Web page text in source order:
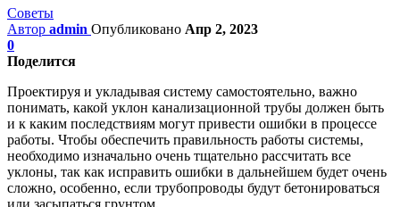
Советы
Автор admin Опубликовано Апр 2, 2023
0
Поделится
Проектируя и укладывая систему самостоятельно, важно
понимать, какой уклон канализационной трубы должен быть
и к каким последствиям могут привести ошибки в процессе
работы. Чтобы обеспечить правильность работы системы,
необходимо изначально очень тщательно рассчитать все
уклоны, так как исправить ошибки в дальнейшем будет очень
сложно, особенно, если трубопроводы будут бетонироваться
или засыпаться грунтом.